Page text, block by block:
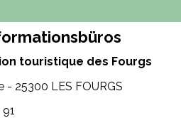
touristique des Fourgs
- 25300 LES FOURGS